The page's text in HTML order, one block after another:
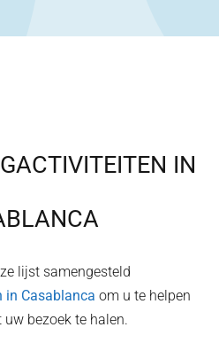
IN
lijst samengesteld
in Casablanca om u te helpen
uw bezoek te halen.